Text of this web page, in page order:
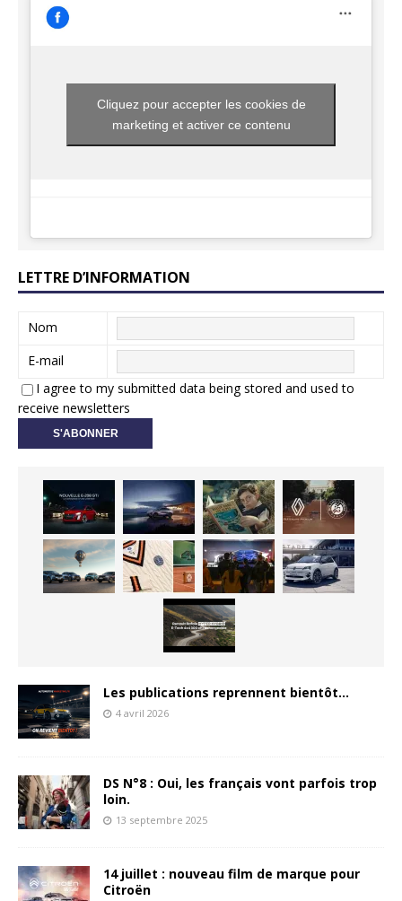
Cliquez pour accepter les cookies de
marketing et activer ce contenu
LETTRE D’INFORMATION
Nom
E-mail
I agree to my submitted data being stored and used to
receive newsletters
Les publications reprennent bientôt…
4 avril 2026
DS N°8 : Oui, les français vont parfois trop
loin.
13 septembre 2025
14 juillet : nouveau film de marque pour
Citroën